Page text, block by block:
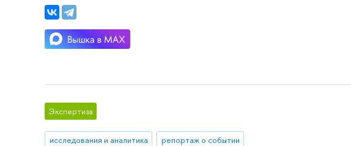
Экспертиза
исследования и аналитика репортаж о событии